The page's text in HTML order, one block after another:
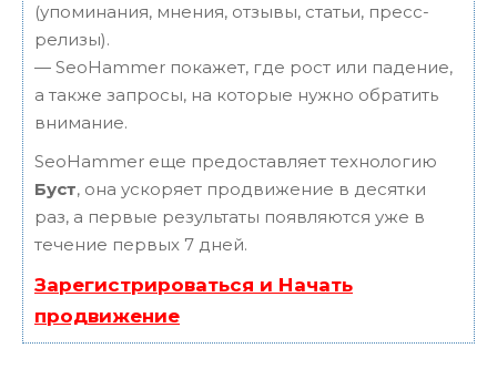
(упоминания, мнения, отзывы, статьи, пресс-
релизы).
— SeoHammer покажет, где рост или падение,
а также запросы, на которые нужно обратить
внимание.
SeoHammer еще предоставляет технологию
Буст, она ускоряет продвижение в десятки
раз, а первые результаты появляются уже в
течение первых 7 дней.
Зарегистрироваться и Начать
продвижение